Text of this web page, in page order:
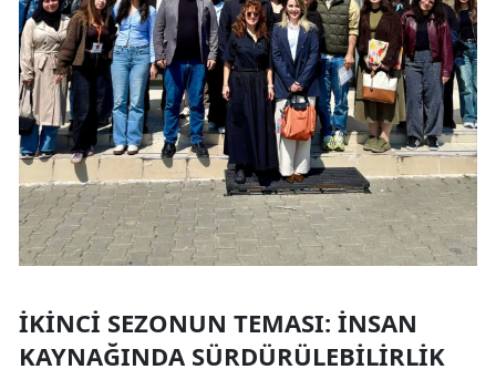
İKINCI SEZONUN TEMASI: İNSAN
KAYNAĞINDA SÜRDÜRÜLEBILIRLIK